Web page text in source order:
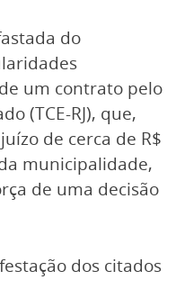
do
um contrato pelo
(TCE-RJ), que,
de cerca de R$
municipalidade,
de uma decisão
dos citados